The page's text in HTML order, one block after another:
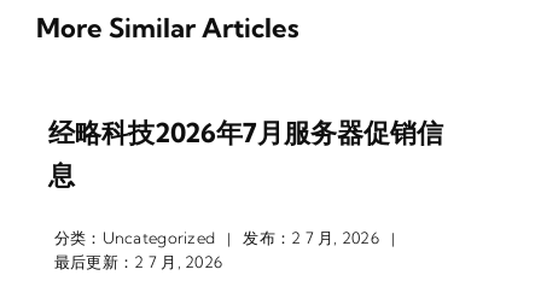
More Similar Articles
经略科技2026年7月服务器促销信
息
分类： Uncategorized | 发布：2 7 月, 2026
|
最后更新：2 7 月, 2026